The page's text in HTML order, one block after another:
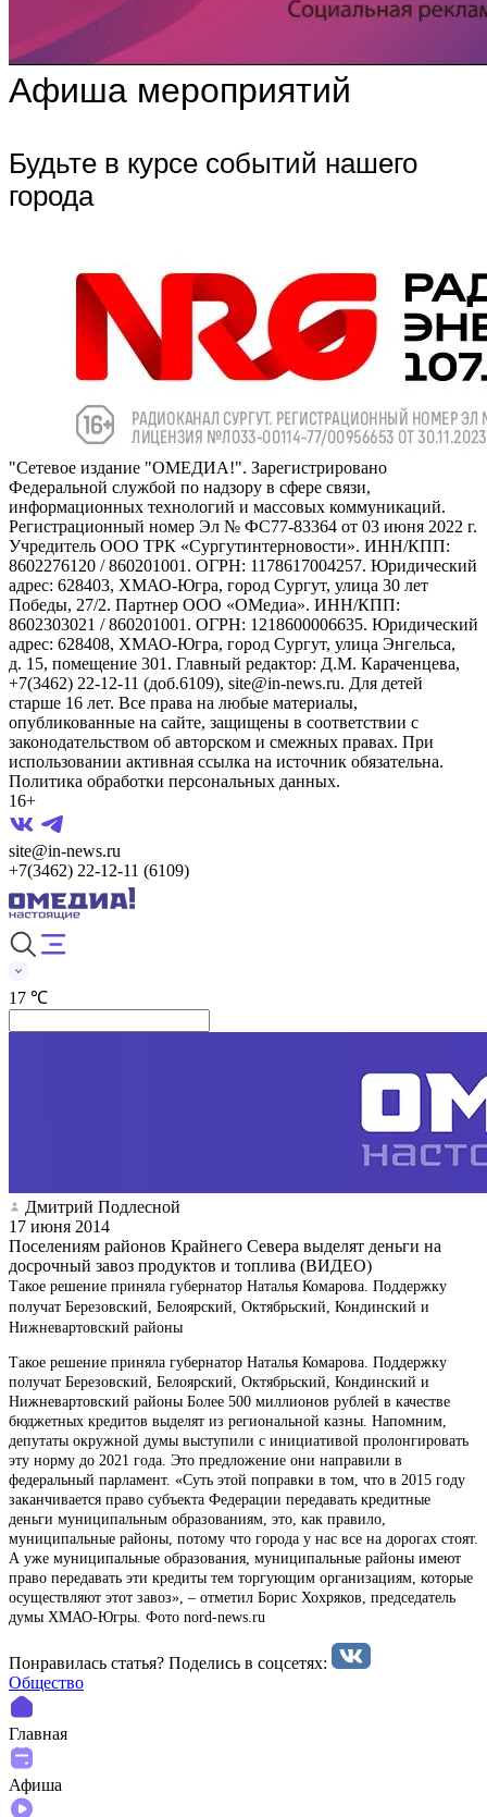
Афиша мероприятий
Будьте в курсе событий нашего
города
"Сетевое издание "ОМЕДИА!". Зарегистрировано
Федеральной службой по надзору в сфере связи,
информационных технологий и массовых коммуникаций.
Регистрационный номер Эл № ФС77-83364 от 03 июня 2022 г.
Учредитель ООО ТРК «Сургутинтерновости». ИНН/КПП:
8602276120 / 860201001. ОГРН: 1178617004257. Юридический
адрес: 628403, ХМАО-Югра, город Сургут, улица 30 лет
Победы, 27/2. Партнер ООО «ОМедиа». ИНН/КПП:
8602303021 / 860201001. ОГРН: 1218600006635. Юридический
адрес: 628408, ХМАО-Югра, город Сургут, улица Энгельса,
д. 15, помещение 301. Главный редактор: Д.М. Караченцева,
+7(3462) 22-12-11 (доб.6109), site@in-news.ru. Для детей
старше 16 лет. Все права на любые материалы,
опубликованные на сайте, защищены в соответствии с
законодательством об авторском и смежных правах. При
использовании активная ссылка на источник обязательна.
Политика обработки персональных данных.
16+
site@in-news.ru
+7(3462) 22-12-11 (6109)
17 ℃
Дмитрий Подлесной
17 июня 2014
Поселениям районов Крайнего Севера выделят деньги на
досрочный завоз продуктов и топлива (ВИДЕО)
Такое решение приняла губернатор Наталья Комарова. Поддержку
получат Березовский, Белоярский, Октябрьский, Кондинский и
Нижневартовский районы
Такое решение приняла губернатор Наталья Комарова. Поддержку
получат Березовский, Белоярский, Октябрьский, Кондинский и
Нижневартовский районы Более 500 миллионов рублей в качестве
бюджетных кредитов выделят из региональной казны. Напомним,
депутаты окружной думы выступили с инициативой пролонгировать
эту норму до 2021 года. Это предложение они направили в
федеральный парламент. «Суть этой поправки в том, что в 2015 году
заканчивается право субъекта Федерации передавать кредитные
деньги муниципальным образованиям, это, как правило,
муниципальные районы, потому что города у нас все на дорогах стоят.
А уже муниципальные образования, муниципальные районы имеют
право передавать эти кредиты тем торгующим организациям, которые
осуществляют этот завоз», – отметил Борис Хохряков, председатель
думы ХМАО-Югры. Фото nord-news.ru
Понравилась статья? Поделиcь в соцсетях:
Общество
Главная
Афиша